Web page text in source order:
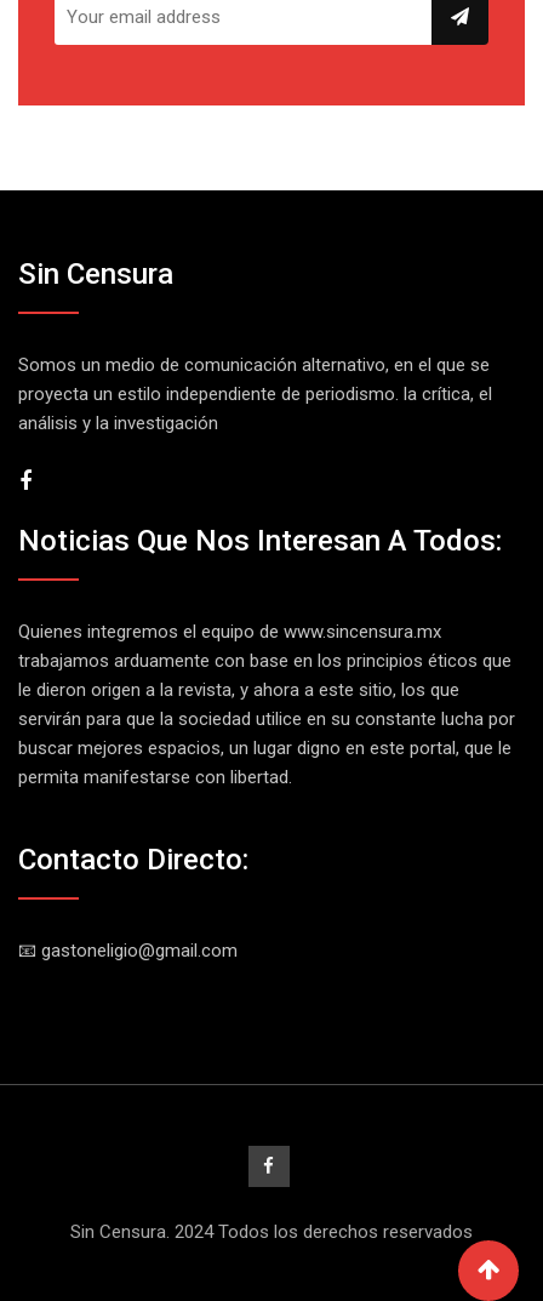
Sin Censura
Somos un medio de comunicación alternativo, en el que se
proyecta un estilo independiente de periodismo. la crítica, el
análisis y la investigación
Noticias Que Nos Interesan A Todos:
Quienes integremos el equipo de www.sincensura.mx
trabajamos arduamente con base en los principios éticos que
le dieron origen a la revista, y ahora a este sitio, los que
servirán para que la sociedad utilice en su constante lucha por
buscar mejores espacios, un lugar digno en este portal, que le
permita manifestarse con libertad.
Contacto Directo:
📧 gastoneligio@gmail.com
Sin Censura. 2024 Todos los derechos reservados